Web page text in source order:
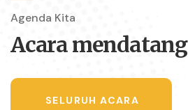
Agenda Kita
Acara mendatang
SELURUH ACARA